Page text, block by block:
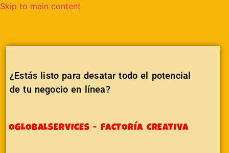
Skip to main content
¿Estás listo para desatar todo el potencial
de tu negocio en línea?
OGLOBALSERVICES - FACTORÍA CREATIVA